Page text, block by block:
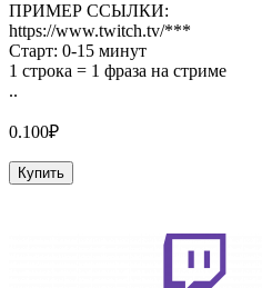
ПРИМЕР ССЫЛКИ:
https://www.twitch.tv/***
Старт: 0-15 минут
1 строка = 1 фраза на стриме
..
0.100₽
Купить